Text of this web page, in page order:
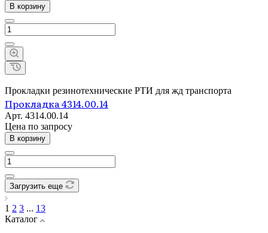
В корзину
Прокладки резинотехнические РТИ для жд транспорта
Прокладка 4314.00.14
Арт. 4314.00.14
Цена по запросу
В корзину
Загрузить еще
1 2 3 ... 13
Каталог